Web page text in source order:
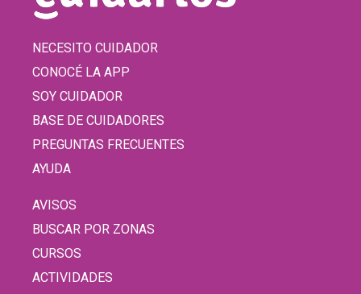
NECESITO CUIDADOR
CONOCÉ LA APP
SOY CUIDADOR
BASE DE CUIDADORES
PREGUNTAS FRECUENTES
AYUDA
AVISOS
BUSCAR POR ZONAS
CURSOS
ACTIVIDADES